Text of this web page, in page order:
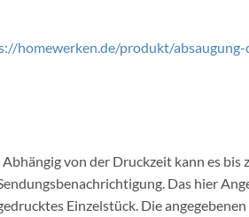
homewerken.de/produkt/
von der Druckzeit kann es bis
Das hier
Einzelstück. Die